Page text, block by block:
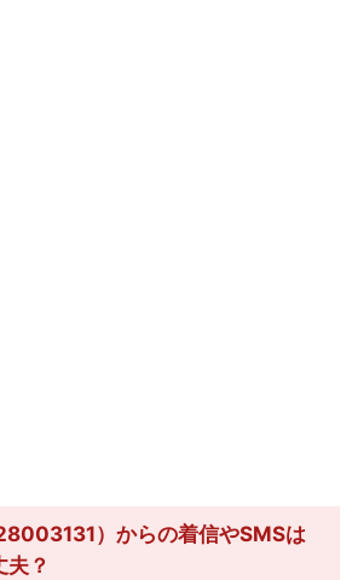
）からの着信やSMSは
夫？